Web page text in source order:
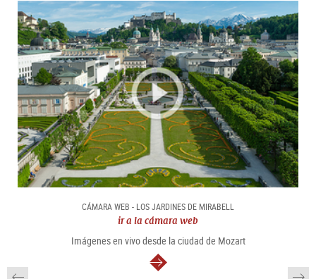
CÁMARA WEB - LOS JARDINES DE MIRABELL
ir a la cámara web
Imágenes en vivo desde la ciudad de Mozart
continuar